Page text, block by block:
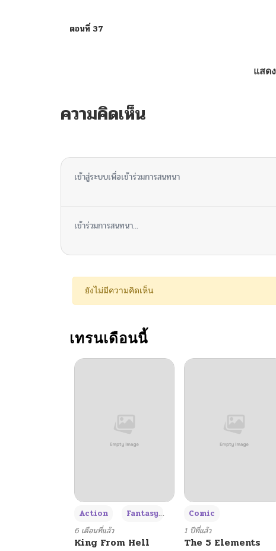
ตอนที่ 37
ตอนที่ 33
ตอนที่ 32
ตอนที่ 30
ตอนที่ 24
ตอนที่ 23
แสด
ความคิดเห็น
เข้าสู่ระบบเพื่อเข้าร่วมการสนทนา
เข้าร่วมการสนทนา...
ยังไม่มีความคิดเห็น
เทรนเดือนนี้
Action Fantasy
6 เดือนที่แล้ว
King From Hell
Comic
1 ปีที่แล้ว
The 5 Elements